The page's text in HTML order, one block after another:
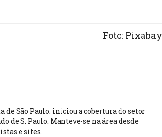
Foto: Pixabay
São Paulo, iniciou a cobertura do setor
de S. Paulo. Manteve-se na área desde
e sites.